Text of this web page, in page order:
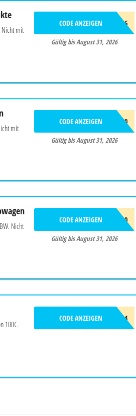
Nicht mit
BIONERO26
CODE ANZEIGEN
Gültig bis August 31, 2026
mit
EHUB50
CODE ANZEIGEN
Gültig bis August 31, 2026
Nicht
EHOCH100
CODE ANZEIGEN
Gültig bis August 31, 2026
100€.
L9T5Y8S4
CODE ANZEIGEN